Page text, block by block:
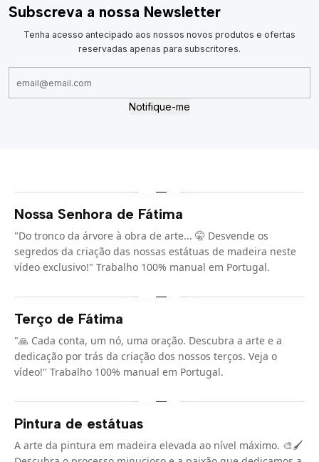
Subscreva a nossa Newsletter
Tenha acesso antecipado aos nossos novos produtos e ofertas
reservadas apenas para subscritores.
Notifique-me
Nossa Senhora de Fátima
"Do tronco da árvore à obra de arte... 🤫 Desvende os
segredos da criação das nossas estátuas de madeira neste
vídeo exclusivo!" Trabalho 100% manual em Portugal.
Terço de Fátima
"🙏 Cada conta, um nó, uma oração. Descubra a arte e a
dedicação por trás da criação dos nossos terços. Veja o
vídeo!" Trabalho 100% manual em Portugal.
Pintura de estátuas
A arte da pintura em madeira elevada ao nível máximo. 🎨🖌️